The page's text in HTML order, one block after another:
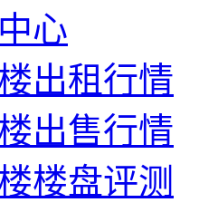
心
出租行情
出售行情
楼盘评测